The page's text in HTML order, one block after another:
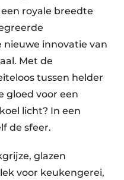
royale breedte
nieuwe innovatie van
Met de
tussen helder
gloed voor een
licht? In een
de sfeer.
glazen
voor keukengerei,